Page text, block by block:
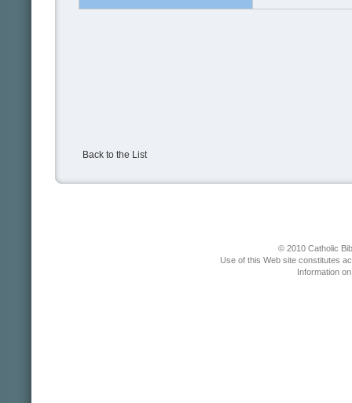
Back to the List
© 2010 Catholic
Use of this Web site constitutes
Information